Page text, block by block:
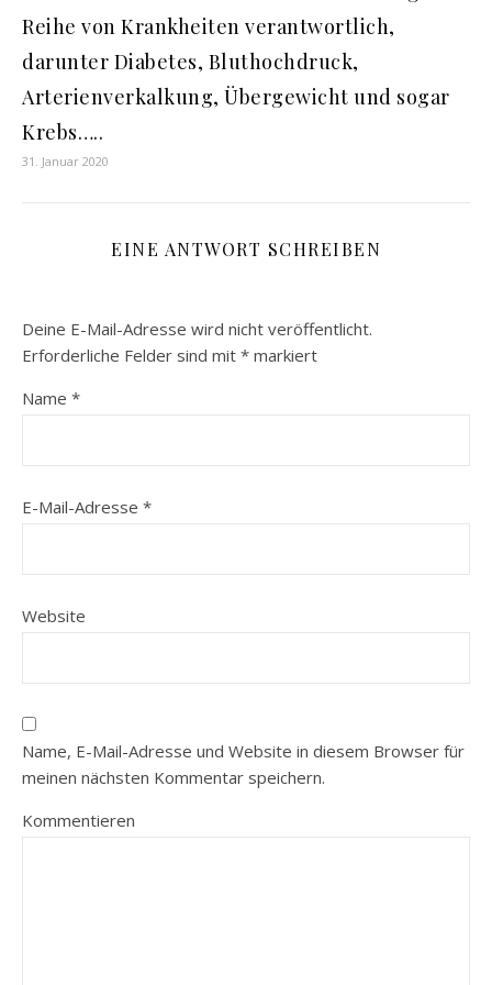
Reihe von Krankheiten verantwortlich,
darunter Diabetes, Bluthochdruck,
Arterienverkalkung, Übergewicht und sogar
Krebs…..
31. Januar 2020
EINE ANTWORT SCHREIBEN
Deine E-Mail-Adresse wird nicht veröffentlicht.
Erforderliche Felder sind mit * markiert
Name *
E-Mail-Adresse *
Website
Name, E-Mail-Adresse und Website in diesem Browser für
meinen nächsten Kommentar speichern.
Kommentieren